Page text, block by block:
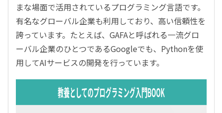
まな場面で活用されているプログラミング言語です。
有名なグローバル企業も利用しており、高い信頼性を
誇っています。たとえば、GAFAと呼ばれる一流グロ
ーバル企業のひとつであるGoogleでも、Pythonを使
用してAIサービスの開発を行っています。